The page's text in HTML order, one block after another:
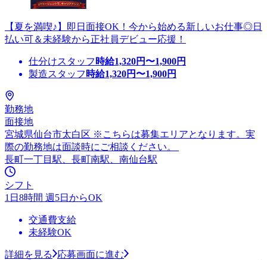
【夏を満喫♪】即日面接OK！今から始める新しいお仕事◎日
払い可＆未経験から正社員デビュー応援！
仕分けスタッフ 時給1,320円〜1,900円
製造スタッフ 時給1,320円〜1,900円
勤務地
面接地
宮城県仙台市太白区 ※こちらは募集エリアとなります。実
際の勤務地は面談時にご相談ください。
長町一丁目駅、長町南駅、南仙台駅
シフト
1日8時間 週5日からOK
交通費支給
未経験OK
詳細を見る 応募画面に進む